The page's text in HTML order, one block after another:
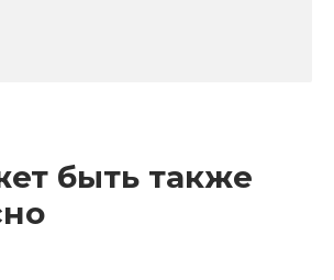
быть также